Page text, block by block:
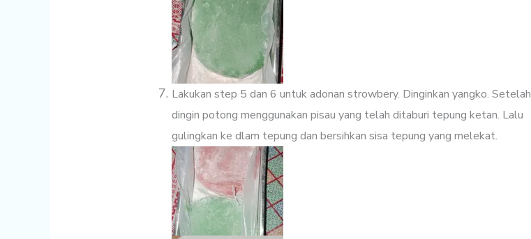
Lakukan step 5 dan 6 untuk adonan strowbery. Dinginkan yangko. Setelah
dingin potong menggunakan pisau yang telah ditaburi tepung ketan. Lalu
gulingkan ke dlam tepung dan bersihkan sisa tepung yang melekat.